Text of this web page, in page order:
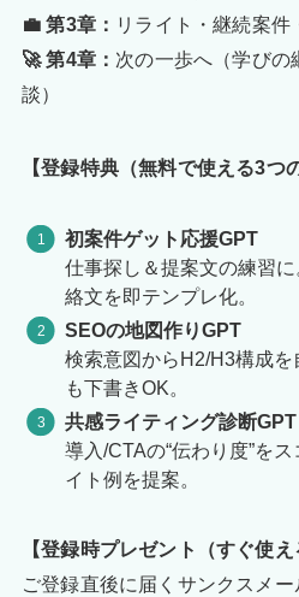
💼 第3章： リライト・継続案件
🚀 第4章： 次の一歩へ（学びの
談）
【登録特典（無料で使える3つ
初案件ゲット応援GPT
仕事探し＆提案文の練習
絡文を即テンプレ化。
SEOの地図作りGPT
検索意図からH2/H3構成
も下書きOK。
共感ライティング診断GPT
導入/CTAの“伝わり度”を
イト例を提案。
【登録時プレゼント（すぐ使え
ご登録直後に届くサンクスメ